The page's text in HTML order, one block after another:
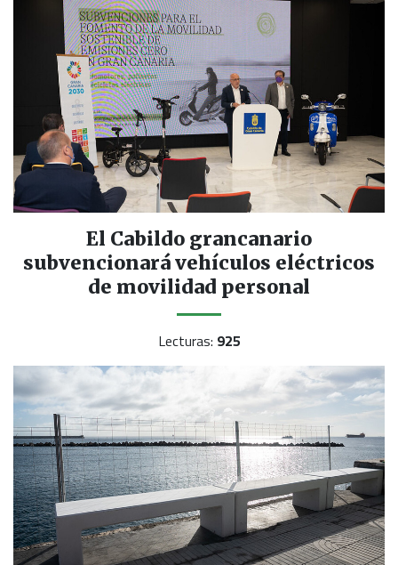
El Cabildo grancanario
subvencionará vehículos eléctricos
de movilidad personal
Lecturas: 925